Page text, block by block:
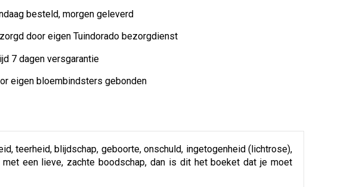
besteld, morgen geleverd
door eigen Tuindorado bezorgdienst
7 dagen versgarantie
eigen bloembindsters gebonden
teerheid, blijdschap, geboorte, onschuld, ingetogenheid (lichtrose),
een lieve, zachte boodschap, dan is dit het boeket dat je moet